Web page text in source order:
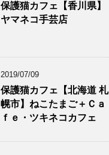
保護猫カフェ【香川県】
ヤマネコ手芸店
2019/07/09
保護猫カフェ【北海道 札
幌市】ねこたまご＋Ｃａ
ｆｅ・ツキネコカフェ